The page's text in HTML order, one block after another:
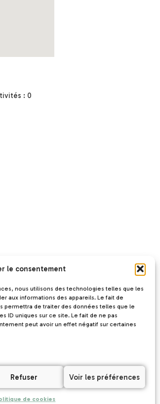
le consentement
nous utilisons des technologies telles que les
aux informations des appareils. Le fait de
permettra de traiter des données telles que le
ID uniques sur ce site. Le fait de ne pas
peut avoir un effet négatif sur certaines
Refuser Voir les préférences
de cookies
: 0